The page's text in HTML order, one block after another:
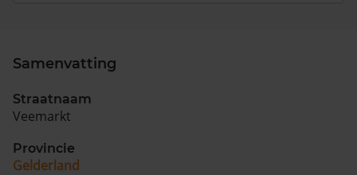
Samenvatting
Straatnaam
Veemarkt
Provincie
Gelderland